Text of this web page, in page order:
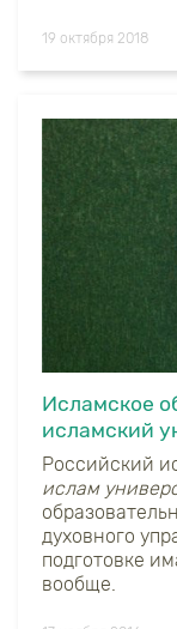
19 октября 2018
Исламское
исламский
Российский
ислам
духовного
подготовке
вообще.